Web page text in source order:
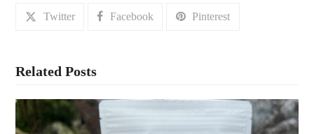
Twitter Facebook Pinterest
Related Posts